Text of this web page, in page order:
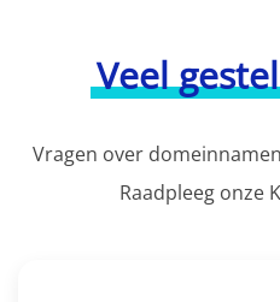
Veel
Vragen over
Raadpleeg onze